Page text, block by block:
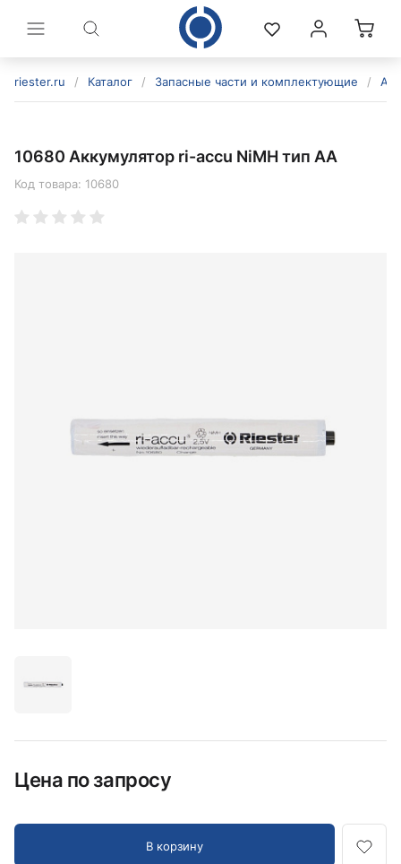
riester.ru / Каталог / Запасные части и комплектующие /
10680 Аккумулятор ri-accu NiMH тип AA
Код товара: 10680
Цена по запросу
В корзину